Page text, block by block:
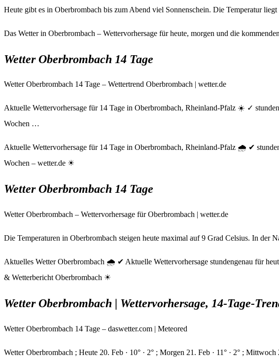
Heute gibt es in Oberbrombach bis zum Abend viel Sonnenschein. Die Temperatur
Das Wetter in Oberbrombach – Wettervorhersage für heute, morgen und die
Wetter Oberbrombach 14 Tage
Wetter Oberbrombach 14 Tage – Wettertrend Oberbrombach | wetter.de
Aktuelle Wettervorhersage für 14 Tage in Oberbrombach, Rheinland-Pfalz ☀️ ✓
Wochen …
Aktuelle Wettervorhersage für 14 Tage in Oberbrombach, Rheinland-Pfalz 🌧️ ✔
Wochen – wetter.de ☀
Wetter Oberbrombach 14 Tage
Wetter Oberbrombach – Wettervorhersage für Oberbrombach | wetter.de
Die Temperaturen in Oberbrombach steigen heute maximal auf 9 Grad Celsius. In
Aktuelles Wetter Oberbrombach 🌧️ ✔ Aktuelle Wettervorhersage stundengenau für
& Wetterbericht Oberbrombach ☀
Wetter Oberbrombach | Wettervorhersage, 14-Tage-
Wetter Oberbrombach 14 Tage – daswetter.com | Meteored
Wetter Oberbrombach ; Heute 20. Feb · 10° · 2° ; Morgen 21. Feb · 11° · 2° ; Mittwoch